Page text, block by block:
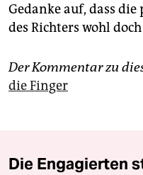
Gedanke auf, dass
des Richters wohl
Der Kommentar zu
die Finger
Die Engagierten